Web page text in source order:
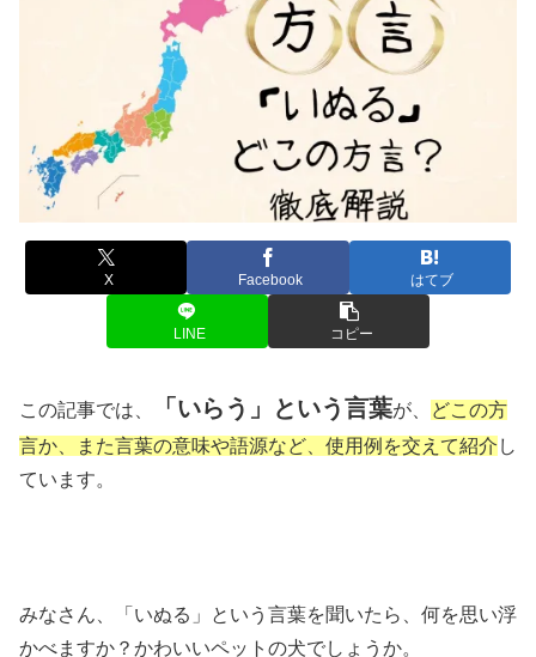
X Facebook はてブ
LINE コピー
この記事では、 「いらう」という言葉が、
どこの方
言か、また言葉の意味や語源など、使用例を交えて紹介 し
ています。
みなさん、「いぬる」という言葉を聞いたら、何を思い浮
かべますか？かわいいペットの犬でしょうか。